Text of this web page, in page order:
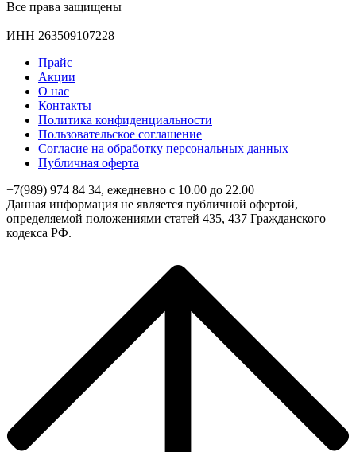
Все права защищены
ИНН 263509107228
Прайс
Акции
О нас
Контакты
Политика конфиденциальности
Пользовательское соглашение
Согласие на обработку персональных данных
Публичная оферта
+7(989) 974 84 34, ежедневно с 10.00 до 22.00
Данная информация не является публичной офертой,
определяемой положениями статей 435, 437 Гражданского
кодекса РФ.